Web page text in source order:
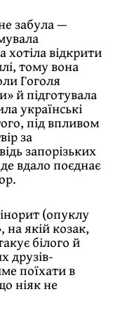
забула —
відкрити
тому вона
Гоголя
й підготувала
українські
під впливом
за
запорізьких
вдало поєднає
(опуклу
якій козак,
білого й
друзів-
поїхати в
ніяк не